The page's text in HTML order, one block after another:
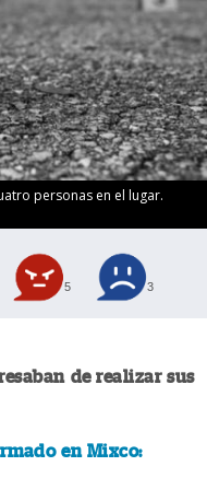
personas en el lugar.
5 3
de realizar sus
en Mixco: